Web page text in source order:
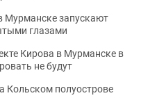
Мурманске запускают
глазами
Кирова в Мурманске в
не будут
Кольском полуострове